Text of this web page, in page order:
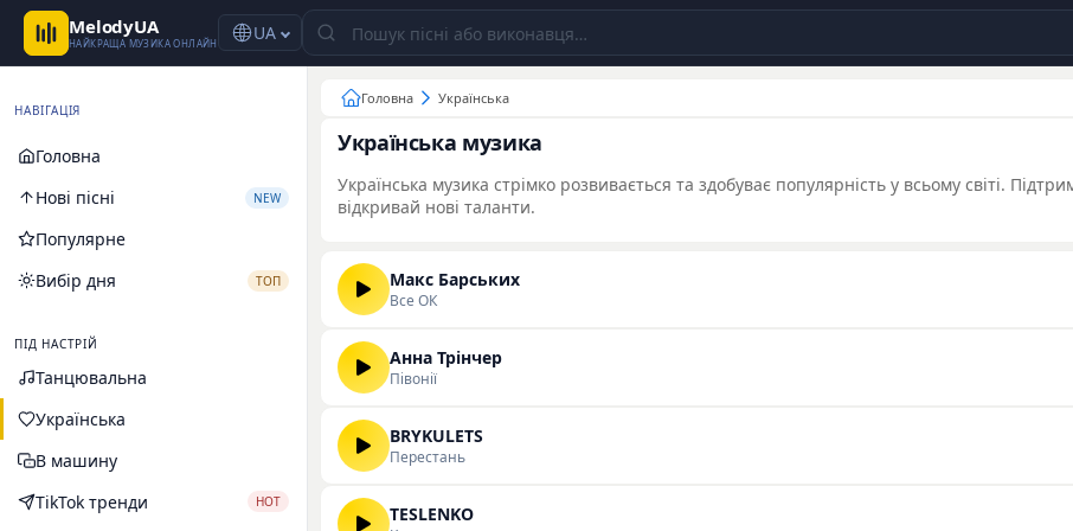
MelodyUA
НАЙКРАЩА МУЗИКА ОНЛАЙН UA
НАВІГАЦІЯ
Головна
Нові пісні
NEW
Популярне
Вибір дня
ТОП
ПІД НАСТРІЙ
Танцювальна
Українська
В машину
TikTok тренди
HOT
Головна Українська
Українська музика
Українська музика стрімко розвивається та здобуває популярність у всьому світі.
відкривай нові таланти.
Макс Барських
Все ОК
Анна Трінчер
Півонії
BRYKULETS
Перестань
TESLENKO